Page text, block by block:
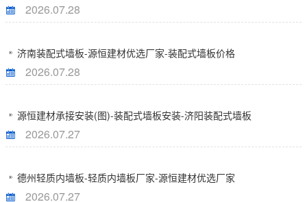
2026.07.28
济南装配式墙板-源恒建材优选厂家-装配式墙板价格
2026.07.28
源恒建材承接安装(图)-装配式墙板安装-济阳装配式墙板
2026.07.27
德州轻质内墙板-轻质内墙板厂家-源恒建材优选厂家
2026.07.27